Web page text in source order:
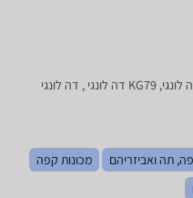
מטחנת ‏קפה ותבלינים Delonghi KG 79 דה לונגי, KG79 דה לונגי , דה לונגי
תה ואביזריהם
מכונות קפה